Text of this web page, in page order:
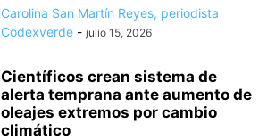
Carolina San Martín Reyes, periodista
Codexverde - julio 15, 2026
Científicos crean sistema de
alerta temprana ante aumento de
oleajes extremos por cambio
climático